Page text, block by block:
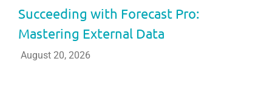
Succeeding with Forecast Pro:
Mastering External Data
August 20, 2026